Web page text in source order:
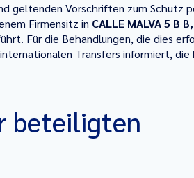
geltenden Vorschriften zum Schutz
Firmensitz in CALLE MALVA 5 B
Für die Behandlungen, die dies
Transfers informiert, die
beteiligten